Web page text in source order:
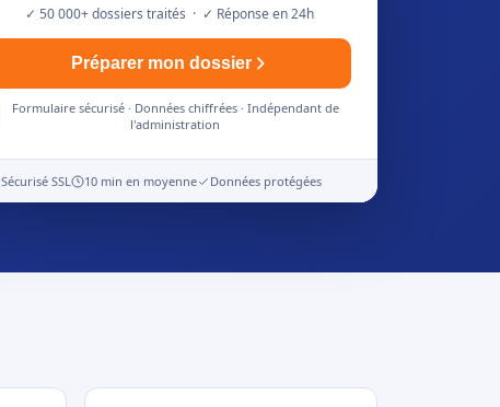
✓ 50 000+ dossiers traités · ✓ Réponse en 24h
Préparer mon dossier
Formulaire sécurisé · Données chiffrées · Indépendant de
l'administration
Sécurisé SSL 10 min en moyenne Données protégées